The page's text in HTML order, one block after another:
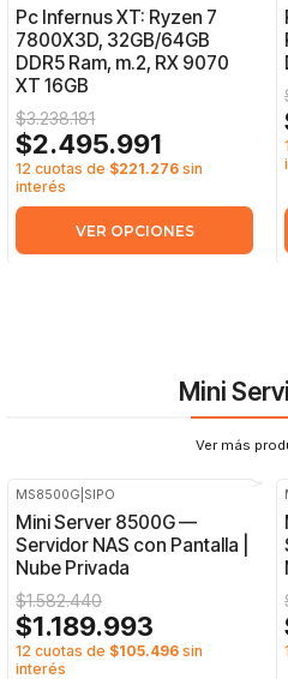
Pc Infernus XT: Ryzen 7
7800X3D, 32GB/64GB
DDR5 Ram, m.2, RX 9070
XT 16GB
$3.238.181
$2.495.991
12 cuotas de $221.276 sin
interés
VER OPCIONES
Mini
Ver más
OFF
MS8500G SIPO
Mini Server 8500G —
Servidor NAS con Pantalla |
Nube Privada
$1.582.440
$1.189.993
12 cuotas de $105.496 sin
interés